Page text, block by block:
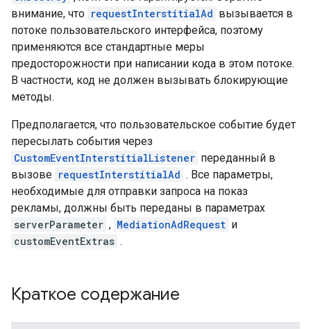
внимание, что requestInterstitialAd вызывается в
потоке пользовательского интерфейса, поэтому
применяются все стандартные меры
предосторожности при написании кода в этом потоке.
В частности, код не должен вызывать блокирующие
методы.
Предполагается, что пользовательское событие будет
пересылать события через
CustomEventInterstitialListener переданный в
вызове requestInterstitialAd . Все параметры,
необходимые для отправки запроса на показ
рекламы, должны быть переданы в параметрах
serverParameter , MediationAdRequest и
customEventExtras .
Краткое содержание